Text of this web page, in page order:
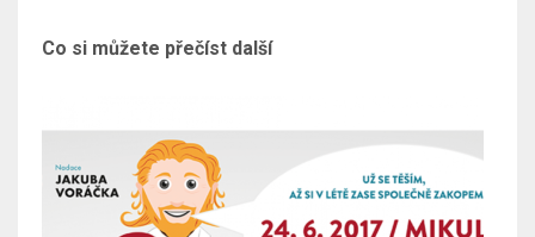
Co si můžete přečíst další